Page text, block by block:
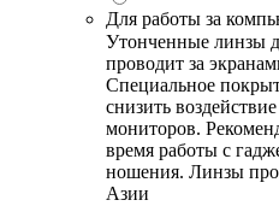
Для работы за
Утонченные линзы
проводит за
Специальное
снизить
мониторов.
время работы с
ношения. Линзы
Азии